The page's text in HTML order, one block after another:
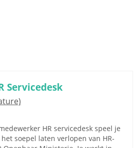
Servicedesk
HR servicedesk speel je
soepel laten verlopen van HR-